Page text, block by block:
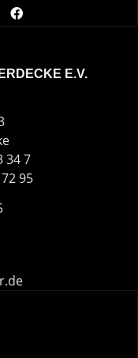
E.V.
34 7
95